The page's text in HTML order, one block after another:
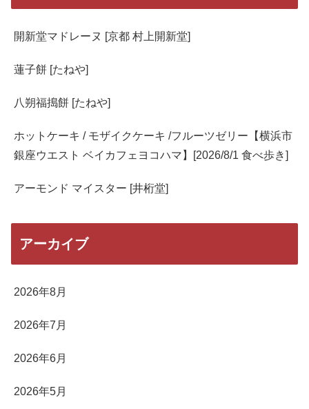
開新堂マドレーヌ [京都 村上開新堂]
蓮子餅 [たねや]
八朔福搗餅 [たねや]
ホットケーキ / モザイクケーキ /フルーツゼリー【横浜市
銀座ウエスト ベイカフェヨコハマ】[2026/8/1 食べ歩き]
アーモンド マイスター [井桁堂]
アーカイブ
2026年8月
2026年7月
2026年6月
2026年5月